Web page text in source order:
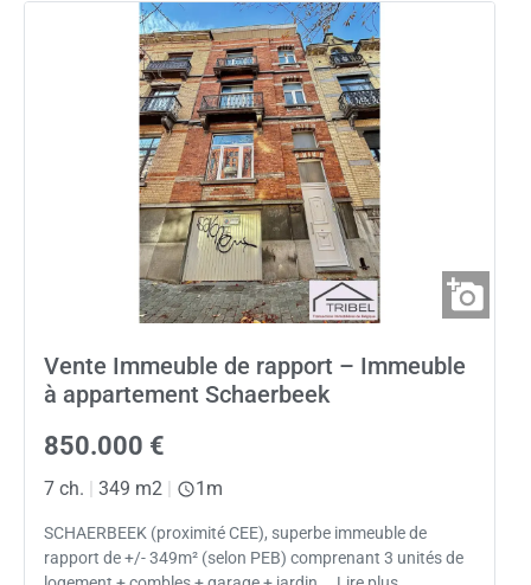
Vente Immeuble de rapport – Immeuble
à appartement Schaerbeek
850.000 €
7 ch. 349 m2 1m
SCHAERBEEK (proximité CEE), superbe immeuble de
rapport de +/- 349m² (selon PEB) comprenant 3 unités de